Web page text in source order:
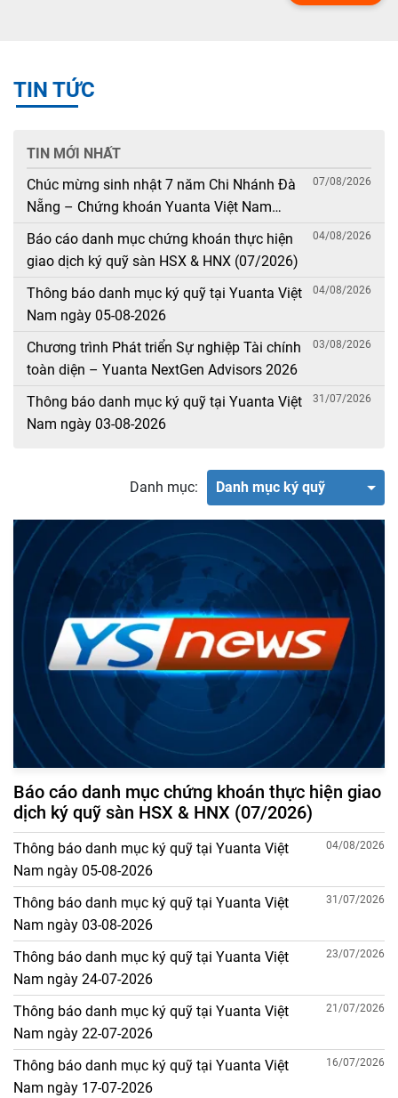
TIN TỨC
TIN MỚI NHẤT
Chúc mừng sinh nhật 7 năm Chi Nhánh Đà
Nẵng – Chứng khoán Yuanta Việt Nam
(08/08/2019 – 08/08/2026)
07/08/2026
Báo cáo danh mục chứng khoán thực hiện
giao dịch ký quỹ sàn HSX & HNX (07/2026)
04/08/2026
Thông báo danh mục ký quỹ tại Yuanta Việt
Nam ngày 05-08-2026
04/08/2026
Chương trình Phát triển Sự nghiệp Tài chính
toàn diện – Yuanta NextGen Advisors 2026
03/08/2026
Thông báo danh mục ký quỹ tại Yuanta Việt
Nam ngày 03-08-2026
31/07/2026
Danh mục: Danh mục ký quỹ
Báo cáo danh mục chứng khoán thực hiện giao
dịch ký quỹ sàn HSX & HNX (07/2026)
Thông báo danh mục ký quỹ tại Yuanta Việt
Nam ngày 05-08-2026
04/08/2026
Thông báo danh mục ký quỹ tại Yuanta Việt
Nam ngày 03-08-2026
31/07/2026
Thông báo danh mục ký quỹ tại Yuanta Việt
Nam ngày 24-07-2026
23/07/2026
Thông báo danh mục ký quỹ tại Yuanta Việt
Nam ngày 22-07-2026
21/07/2026
Thông báo danh mục ký quỹ tại Yuanta Việt
Nam ngày 17-07-2026
16/07/2026